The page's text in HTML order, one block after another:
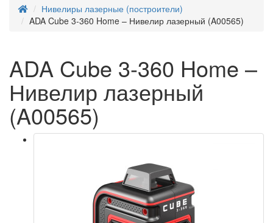
Нивелиры лазерные (построители)
ADA Cube 3-360 Home – Нивелир лазерный (A00565)
ADA Cube 3-360 Home –
Нивелир лазерный
(A00565)